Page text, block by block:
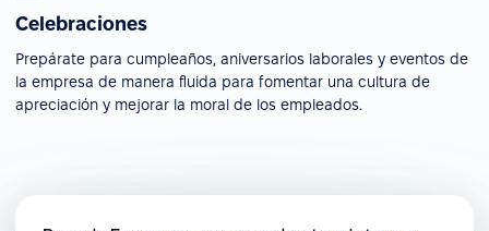
Celebraciones
Prepárate para cumpleaños, aniversarios laborales y eventos de
la empresa de manera fluida para fomentar una cultura de
apreciación y mejorar la moral de los empleados.